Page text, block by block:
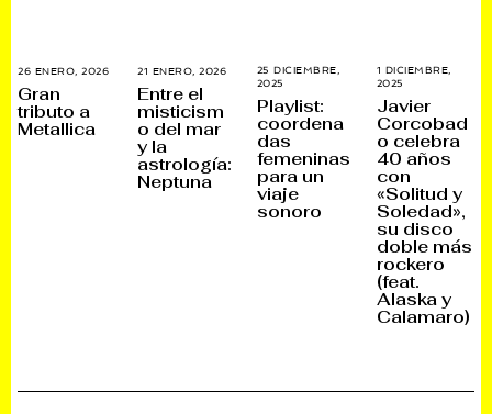
26 ENERO, 2026
Gran
tributo a
Metallica
21 ENERO, 2026
,
Entre el
misticism
o del mar
y la
astrología:
Neptuna
25 DICIEMBRE,
2025
D
I
C
I
E
M
B
R
E
Playlist:
coordena
das
femeninas
para un
viaje
sonoro
1 DICIEMBRE,
2025
I
C
I
E
M
B
R
E
,
2
0
2
5
Javier
Corcobad
o celebra
40 años
con
«Solitud y
Soledad»,
su disco
doble más
rockero
(feat.
Alaska y
Calamaro)